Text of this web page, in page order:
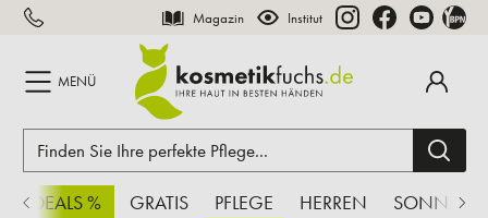
springen Magazin Institut
MENÜ
% GRATIS PFLEGE HERREN SONNE